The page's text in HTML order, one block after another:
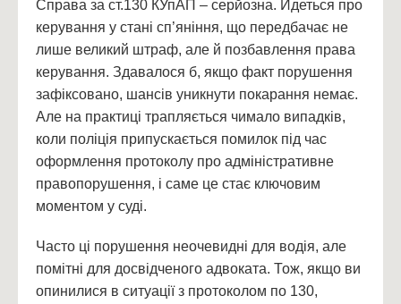
Справа за ст.130 КУпАП – серйозна. Йдеться про
керування у стані сп’яніння, що передбачає не
лише великий штраф, але й позбавлення права
керування. Здавалося б, якщо факт порушення
зафіксовано, шансів уникнути покарання немає.
Але на практиці трапляється чимало випадків,
коли поліція припускається помилок під час
оформлення протоколу про адміністративне
правопорушення, і саме це стає ключовим
моментом у суді.
Часто ці порушення неочевидні для водія, але
помітні для досвідченого адвоката. Тож, якщо ви
опинилися в ситуації з протоколом по 130,